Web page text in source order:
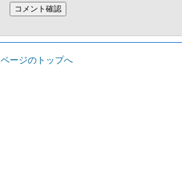
ページのトップへ